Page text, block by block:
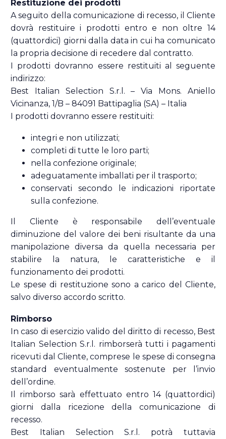
Restituzione dei prodotti
A seguito della comunicazione di recesso, il Cliente
dovrà restituire i prodotti entro e non oltre 14
(quattordici) giorni dalla data in cui ha comunicato
la propria decisione di recedere dal contratto.
I prodotti dovranno essere restituiti al seguente
indirizzo:
Best Italian Selection S.r.l. – Via Mons. Aniello
Vicinanza, 1/B – 84091 Battipaglia (SA) – Italia
I prodotti dovranno essere restituiti:
integri e non utilizzati;
completi di tutte le loro parti;
nella confezione originale;
adeguatamente imballati per il trasporto;
conservati secondo le indicazioni riportate
sulla confezione.
Il Cliente è responsabile dell’eventuale
diminuzione del valore dei beni risultante da una
manipolazione diversa da quella necessaria per
stabilire la natura, le caratteristiche e il
funzionamento dei prodotti.
Le spese di restituzione sono a carico del Cliente,
salvo diverso accordo scritto.
Rimborso
In caso di esercizio valido del diritto di recesso, Best
Italian Selection S.r.l. rimborserà tutti i pagamenti
ricevuti dal Cliente, comprese le spese di consegna
standard eventualmente sostenute per l’invio
dell’ordine.
Il rimborso sarà effettuato entro 14 (quattordici)
giorni dalla ricezione della comunicazione di
recesso.
Best Italian Selection S.r.l. potrà tuttavia